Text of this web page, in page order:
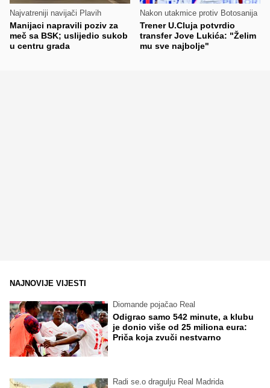
Najvatreniji navijači Plavih
Manijaci napravili poziv za
meč sa BSK; uslijedio sukob
u centru grada
Nakon utakmice protiv Botosanija
Trener U.Cluja potvrdio
transfer Jove Lukića: "Želim
mu sve najbolje"
NAJNOVIJE VIJESTI
Diomande pojačao Real
Odigrao samo 542 minute, a klubu
je donio više od 25 miliona eura:
Priča koja zvuči nestvarno
Radi se.o dragulju Real Madrida